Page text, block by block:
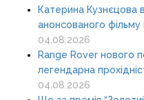
Катерина Кузнєцова
анонсованого фільму
04.08.2026
Range Rover нового
легендарна
04.08.2026